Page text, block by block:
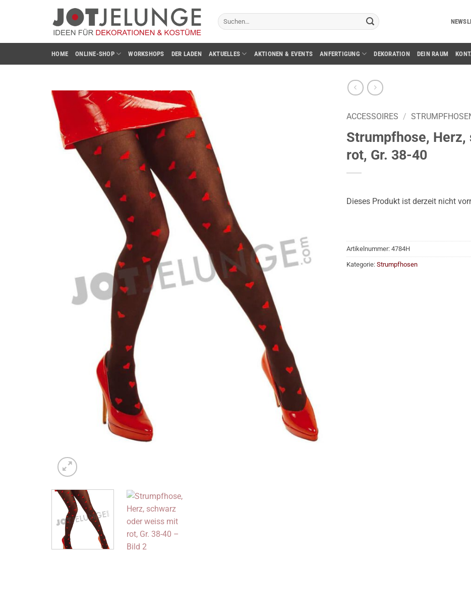
Suchen
nach:
HOME ONLINE-SHOP WORKSHOPS DER LADEN AKTUELLES AKTIONEN & EVENTS ANFERTIGUNG DEKORATION DEIN RAUM
ACCESSOIRES /
Strumpfhose,
rot, Gr. 38-40
Dieses Produkt ist derzeit nicht
Artikelnummer: 4784H
Kategorie: Strumpfhosen